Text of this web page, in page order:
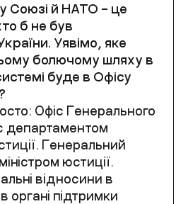
Союзі й НАТО – це
б не був
Уявімо, яке
болючому шляху в
буде в Офісу
Офіс Генерального
департаментом
Генеральний
юстиції.
відносини в
органі підтримки